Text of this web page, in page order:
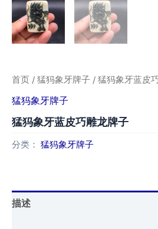
首页 / 猛犸象牙牌子 / 猛犸象牙蓝皮
猛犸象牙牌子
猛犸象牙蓝皮巧雕龙牌子
分类： 猛犸象牙牌子
描述